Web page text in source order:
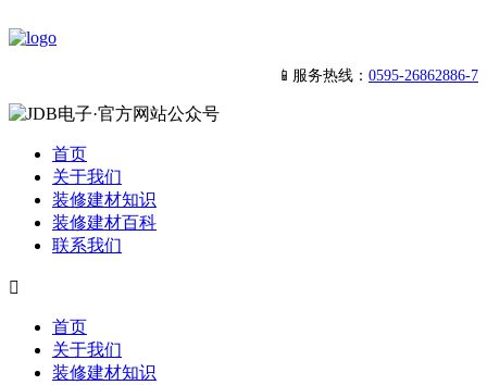
📱服务热线： 0595-26862886-7
首页
关于我们
装修建材知识
装修建材百科
联系我们

首页
关于我们
装修建材知识